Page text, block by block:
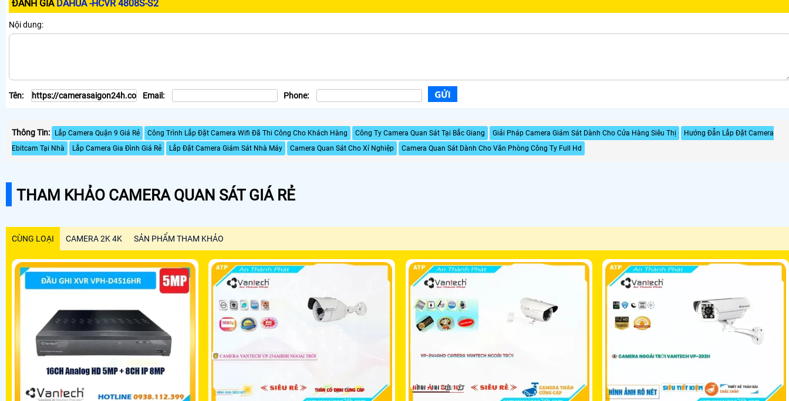
ĐÁNH GIÁ DAHUA -HCVR 4808S-S2
Nội dung:
Tên: Email: Phone:
Thông Tin: Lắp Camera Quận 9 Giá Rẻ Công Trình Lắp Đặt Camera Wifi Đã Thi Công Cho Khách Hàng Công Ty Camera Quan Sát Tại Bắc Giang Giải Pháp Camera Giám Sát Dành Cho Cửa Hàng Siêu Thị
Hướng Đẫn Lắp Đặt Camera
Ebitcam Tại Nhà
Lắp Camera Gia Đình Giá Rẻ Lắp Đặt Camera Giám Sát Nhà Máy Camera Quan Sát Cho Xí Nghiệp Camera Quan Sát Dành Cho Văn Phòng Công Ty Full Hd
THAM KHẢO CAMERA QUAN SÁT GIÁ RẺ
CÙNG LOẠI CAMERA 2K 4K SẢN PHẨM THAM KHẢO